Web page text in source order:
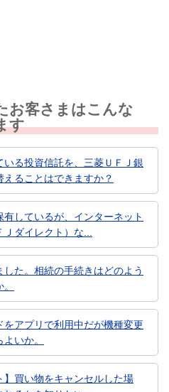
お客さまはこんな
す
る投資信託を、三菱ＵＦＪ銀
ることはできますか？
しているが、インターネット
ダイレクト）な...
た。相続の手続きはどのよう
をアプリで利用中だが機種変更
いか。
】買い物をキャンセルした場